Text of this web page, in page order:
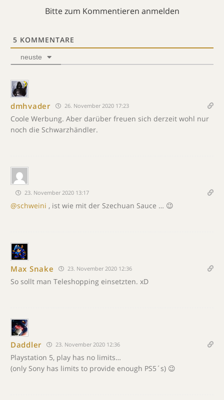
Bitte zum Kommentieren anmelden
5 KOMMENTARE
neuste
dmhvader 26. November 2020 17:23
Coole Werbung. Aber darüber freuen sich derzeit wohl nur
noch die Schwarzhändler.
23. November 2020 13:17
@schweini , ist wie mit der Szechuan Sauce … 😉
Max Snake 23. November 2020 12:36
So sollt man Teleshopping einsetzten. xD
Daddler 23. November 2020 12:36
Playstation 5, play has no limits…
(only Sony has limits to provide enough PS5´s) 😉